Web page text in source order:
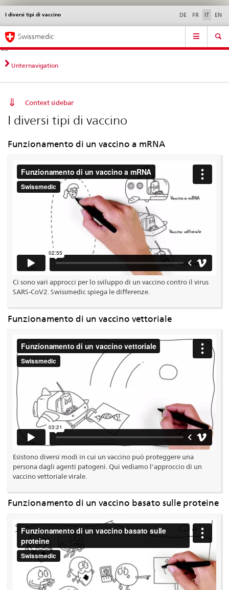
Navigazione
diretta:
novità,
aspetti
contatto
Novità &
norme
Contatto | Supporto &
aiuto
I diversi tipi di vaccino DE FR IT EN
Service
Navigation
Swissmedic
Unternavigation
Context sidebar
I diversi tipi di vaccino
Funzionamento di un vaccino a mRNA
Ci sono vari approcci per lo sviluppo di un vaccino contro il virus
SARS-CoV2. Swissmedic spiega le differenze.
Funzionamento di un vaccino vettoriale
Esistono diversi modi in cui un vaccino può proteggere una
persona dagli agenti patogeni. Qui vediamo l'approccio di un
vaccino vettoriale virale.
Funzionamento di un vaccino basato sulle proteine